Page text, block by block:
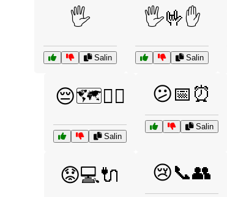
🖐️
Salin
🖐️🤟✋
Salin
😔🗺️🚶‍♀️
Salin
😕📅⏰
Salin
😟💻🔌 😢📞👥